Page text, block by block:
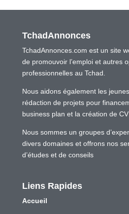
TchadAnnonces
TchadAnnonces.com est un site
de promouvoir l’emploi et autres
professionnelles au Tchad.
Nous aidons également les
rédaction de projets pour
business plan et la création de
Nous sommes un groupes
divers domaines et offrons nos
d’études et de conseils
Liens Rapides
Accueil